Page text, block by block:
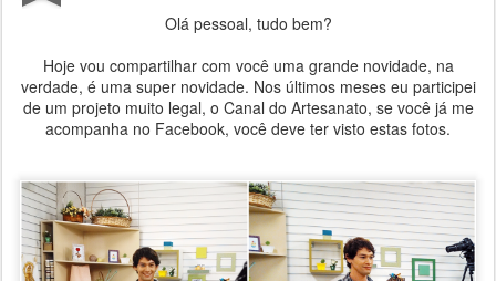
Olá pessoal, tudo bem?
Hoje vou compartilhar com você uma grande novidade, na
verdade, é uma super novidade. Nos últimos meses eu participei
de um projeto muito legal, o Canal do Artesanato, se você já me
acompanha no Facebook, você deve ter visto estas fotos.